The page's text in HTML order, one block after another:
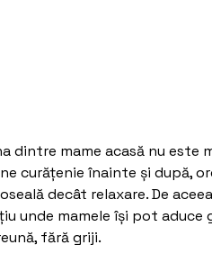
dintre mame acasă nu este
curățenie înainte și după,
decât relaxare. De
unde mamele își pot aduce
fără griji.